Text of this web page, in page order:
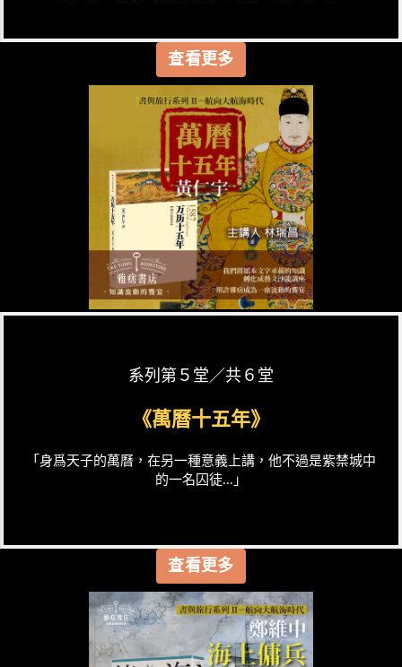
查看更多
系列第５堂／共６堂
《萬曆十五年》
「身爲天子的萬曆，在另一種意義上講，他不過是紫禁城中
的一名囚徒...」
查看更多